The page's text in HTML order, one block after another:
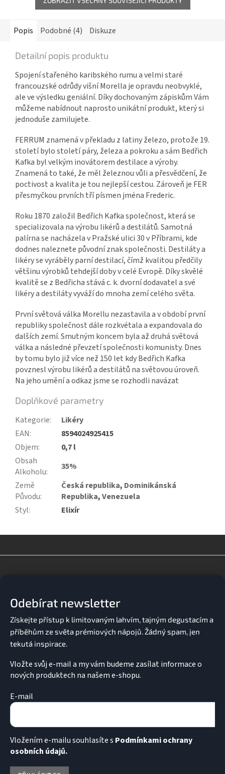
Popis Podobné (4) Diskuze
Detailní popis produktu
Spojení stařeného karibského rumu a velmi staré
francouzské odrůdy višní Morella je opravdu neobvyklé,
ale ve výsledku geniální. Díky dochovaným zápiskům Vám
můžeme nabídnout naprosto unikátní produkt, který si
jednoduše zamilujete.
FERRUM znamená v překladu z latiny železo, protože 19.
století bylo století páry, železa a pokroku a sám Bedřich
Kafka byl velkým inovátorem destilace a výroby.
Znamená to také, že měl železnou vůli a přesvědčení, že
poctivost a kvalita je tou nejlepší cestou. Zároveň je FER
přesmyčkou prvních tří písmen jména Frederic.
Roku 1870 založil Bedřich Kafka společnost, která se
specializovala na výrobu likérů a destilátů. Samotná
palírna se nacházela v Pražské ulici 30 v Příbrami, kde
dodnes naleznete původní znak společnosti. Destiláty a
likéry se vyráběly parní destilací, čímž kvalitou předčily
většinu výrobků tehdejší doby v celé Evropě. Díky skvělé
kvalitě se z Bedřicha stává c. k. dvorní dodavatel a své
likéry a destiláty vyváží do mnoha zemí celého světa.
První světová válka Morellu nezastavila a v období první
republiky společnost dále rozkvétala a expandovala do
dalších zemí. Smutným koncem byla až druhá světová
válka a následné převzetí společnosti komunisty. Dnes
by tomu bylo již více než 150 let kdy Bedřich Kafka
povznesl výrobu likérů a destilátů na světovou úroveň.
Na jeho umění a odkaz jsme se rozhodli navázat
Doplňkové parametry
Kategorie:
Likéry
EAN:
8594024925415
Objem:
0,7 l
Obsah
Alkoholu:
35%
Země
Původu:
Česká republika, Dominikánská
Republika,Venezuela
Styl: Elixír
Odebírat newsletter
Vložte svůj e-mail a my vám budeme zasílat informace o
nových produktech na našem e-shopu.
E-mail
Vložením e-mailu souhlasíte s Podmínkami ochrany
osobních údajů.